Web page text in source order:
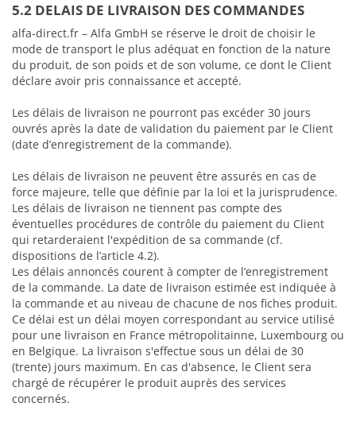
5.2 DELAIS DE LIVRAISON DES COMMANDES
alfa-direct.fr – Alfa GmbH se réserve le droit de choisir le
mode de transport le plus adéquat en fonction de la nature
du produit, de son poids et de son volume, ce dont le Client
déclare avoir pris connaissance et accepté.
Les délais de livraison ne pourront pas excéder 30 jours
ouvrés après la date de validation du paiement par le Client
(date d’enregistrement de la commande).
Les délais de livraison ne peuvent être assurés en cas de
force majeure, telle que définie par la loi et la jurisprudence.
Les délais de livraison ne tiennent pas compte des
éventuelles procédures de contrôle du paiement du Client
qui retarderaient l'expédition de sa commande (cf.
dispositions de l’article 4.2).
Les délais annoncés courent à compter de l’enregistrement
de la commande. La date de livraison estimée est indiquée à
la commande et au niveau de chacune de nos fiches produit.
Ce délai est un délai moyen correspondant au service utilisé
pour une livraison en France métropolitainne, Luxembourg ou
en Belgique. La livraison s'effectue sous un délai de 30
(trente) jours maximum. En cas d'absence, le Client sera
chargé de récupérer le produit auprès des services
concernés.